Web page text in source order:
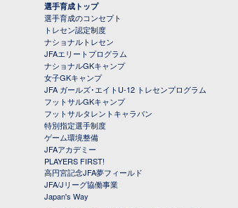
選手育成トップ
選手育成のコンセプト
トレセン認定制度
ナショナルトレセン
JFAエリートプログラム
ナショナルGKキャンプ
女子GKキャンプ
JFA ガールズ･エイトU-12 トレセンプログラム
フットサルGKキャンプ
フットサルタレントキャラバン
特別指定選手制度
ゲーム環境整備
JFAアカデミー
PLAYERS FIRST!
高円宮記念JFA夢フィールド
JFA/Jリーグ協働事業
Japan's Way